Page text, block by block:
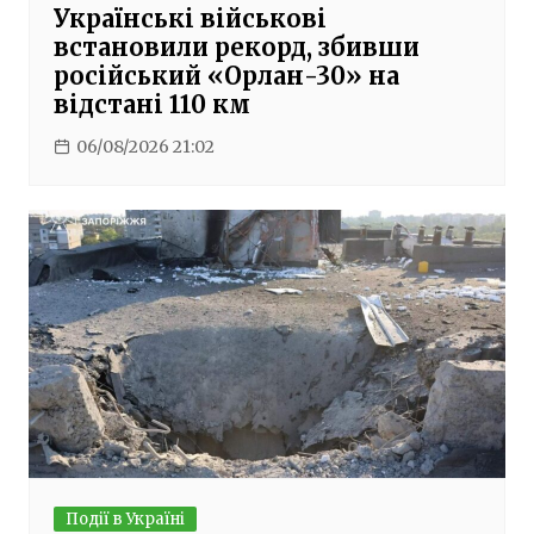
Українські військові
встановили рекорд, збивши
російський «Орлан-30» на
відстані 110 км
06/08/2026 21:02
Події в Україні